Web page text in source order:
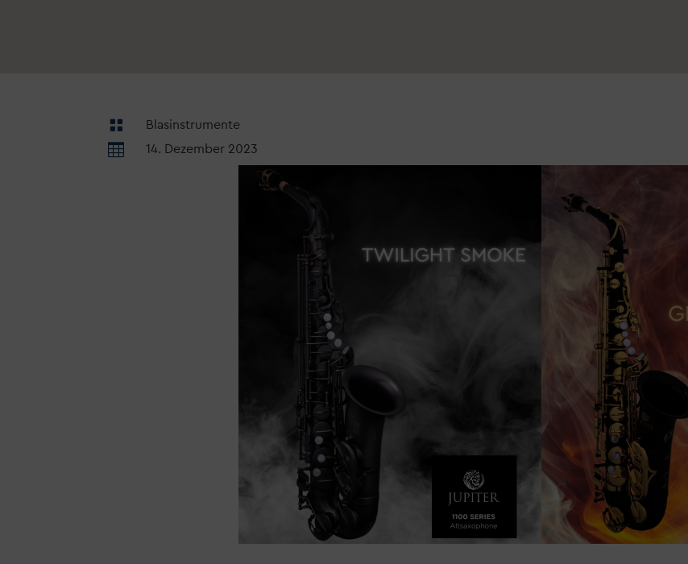
 Blasinstrumente
 14. Dezember 2023